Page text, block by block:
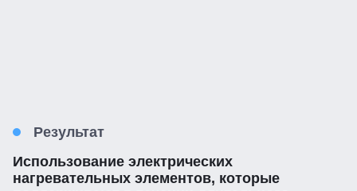
Результат
Использование электрических
нагревательных элементов, которые